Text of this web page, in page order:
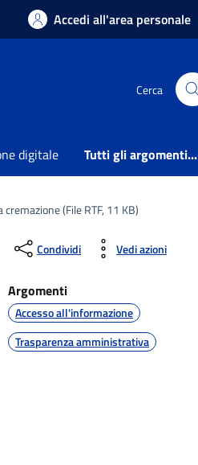
Accedi all'area personale
Cerca
digitale Tutti gli argomenti...
(File RTF, 11 KB)
Condividi Vedi azioni
Argomenti
Accesso all'informazione
Trasparenza amministrativa